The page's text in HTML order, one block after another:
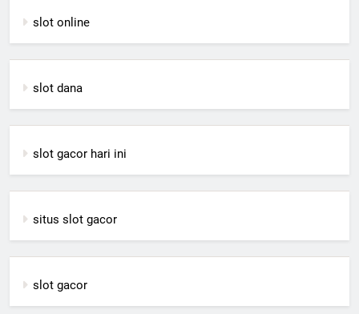
slot online
slot dana
slot gacor hari ini
situs slot gacor
slot gacor